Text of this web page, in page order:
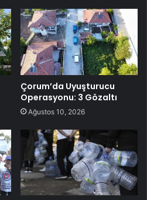
Çorum’da Uyuşturucu
Operasyonu: 3 Gözaltı
Ağustos 10, 2026